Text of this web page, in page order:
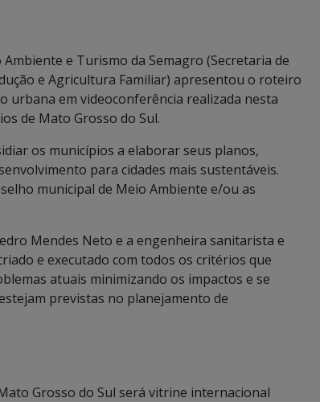
e Turismo da Semagro (Secretaria de
e Agricultura Familiar) apresentou o roteiro
urbana em videoconferência realizada nesta
de Mato Grosso do Sul.
os municípios a elaborar seus planos,
para cidades mais sustentáveis.
municipal de Meio Ambiente e/ou as
Mendes Neto e a engenheira sanitarista e
e executado com todos os critérios que
atuais minimizando os impactos e se
previstas no planejamento de
Grosso do Sul será vitrine internacional